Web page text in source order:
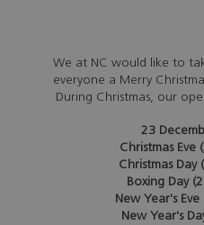
We at NC would like to
everyone a Merry
During Christmas, our
23
Christmas Eve
Christmas Day
Boxing Day
New Year's Eve
New Year's